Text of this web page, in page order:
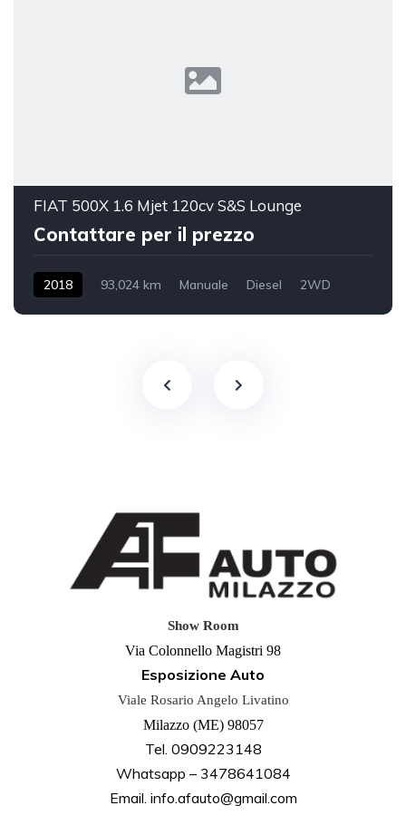
FIAT 500X 1.6 Mjet 120cv S&S Lounge
Contattare per il prezzo
2018 93,024 km Manuale Diesel 2WD
Show Room
Via Colonnello Magistri 98
Esposizione Auto
Viale Rosario Angelo Livatino
Milazzo (ME) 98057
Tel. 0909223148
Whatsapp – 3478641084
Email. info.afauto@gmail.com